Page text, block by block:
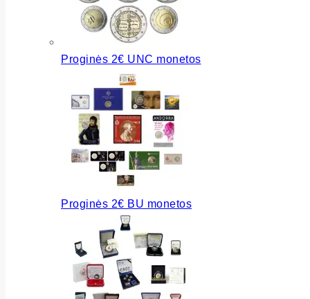
Proginės 2€ UNC monetos
Proginės 2€ BU monetos